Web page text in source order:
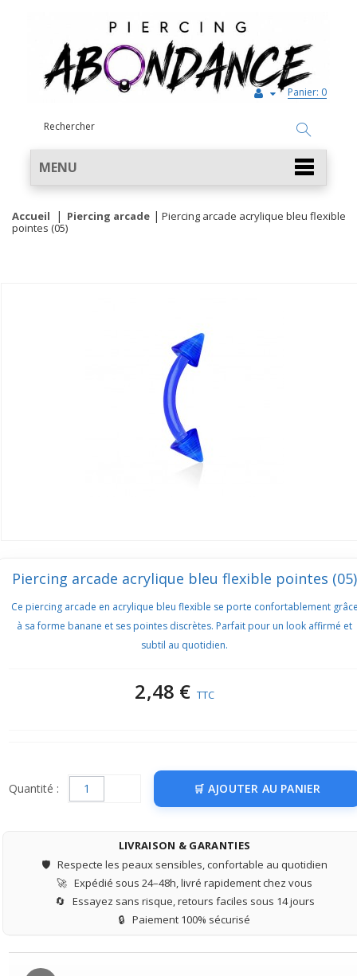
Panier: 0
MENU
Accueil Piercing arcade
Piercing arcade acrylique bleu flexible
pointes (05)
Piercing arcade acrylique bleu flexible pointes (05)
Ce piercing arcade en acrylique bleu flexible se porte confortablement
à sa forme banane et ses pointes discrètes. Parfait pour un look affirmé et
subtil au quotidien.
2,48 € TTC
Quantité : AJOUTER AU PANIER
LIVRAISON & GARANTIES
🛡️ Respecte les peaux sensibles, confortable au quotidien
🚀 Expédié sous 24–48h, livré rapidement chez vous
🔄 Essayez sans risque, retours faciles sous 14 jours
🔒 Paiement 100% sécurisé